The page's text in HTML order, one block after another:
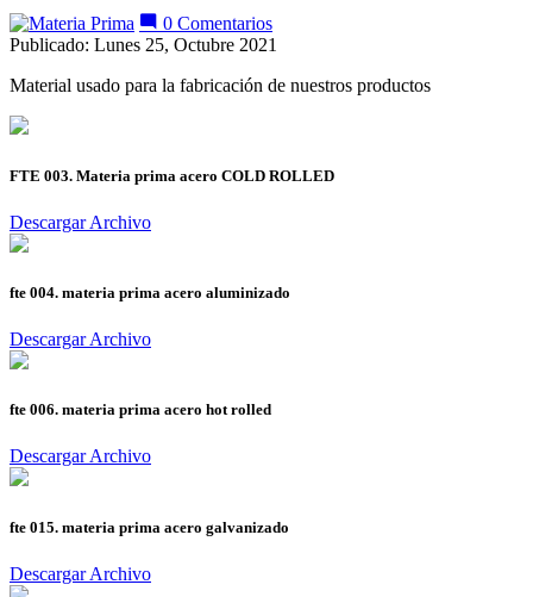
0 Comentarios
Publicado: Lunes 25, Octubre 2021
Material usado para la fabricación de nuestros productos
FTE 003. Materia prima acero COLD ROLLED
Descargar Archivo
fte 004. materia prima acero aluminizado
Descargar Archivo
fte 006. materia prima acero hot rolled
Descargar Archivo
fte 015. materia prima acero galvanizado
Descargar Archivo